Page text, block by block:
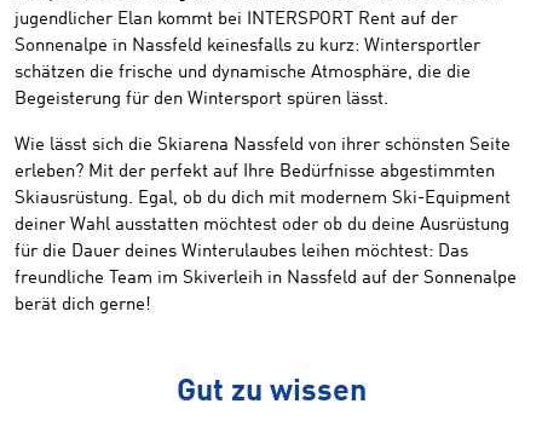
jugendlicher Elan kommt bei INTERSPORT Rent auf der
Sonnenalpe in Nassfeld keinesfalls zu kurz: Wintersportler
schätzen die frische und dynamische Atmosphäre, die die
Begeisterung für den Wintersport spüren lässt.
Wie lässt sich die Skiarena Nassfeld von ihrer schönsten Seite
erleben? Mit der perfekt auf Ihre Bedürfnisse abgestimmten
Skiausrüstung. Egal, ob du dich mit modernem Ski-Equipment
deiner Wahl ausstatten möchtest oder ob du deine Ausrüstung
für die Dauer deines Winterulaubes leihen möchtest: Das
freundliche Team im Skiverleih in Nassfeld auf der Sonnenalpe
berät dich gerne!
Gut zu wissen